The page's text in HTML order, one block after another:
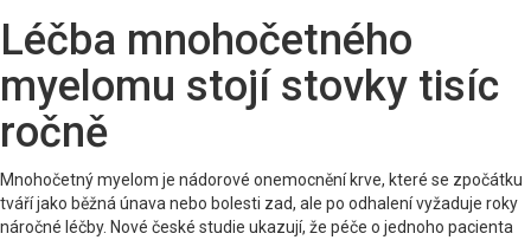
Léčba mnohočetného
myelomu stojí stovky tisíc
ročně
Mnohočetný myelom je nádorové onemocnění krve, které se zpočátku
tváří jako běžná únava nebo bolesti zad, ale po odhalení vyžaduje roky
náročné léčby. Nové české studie ukazují, že péče o jednoho pacienta